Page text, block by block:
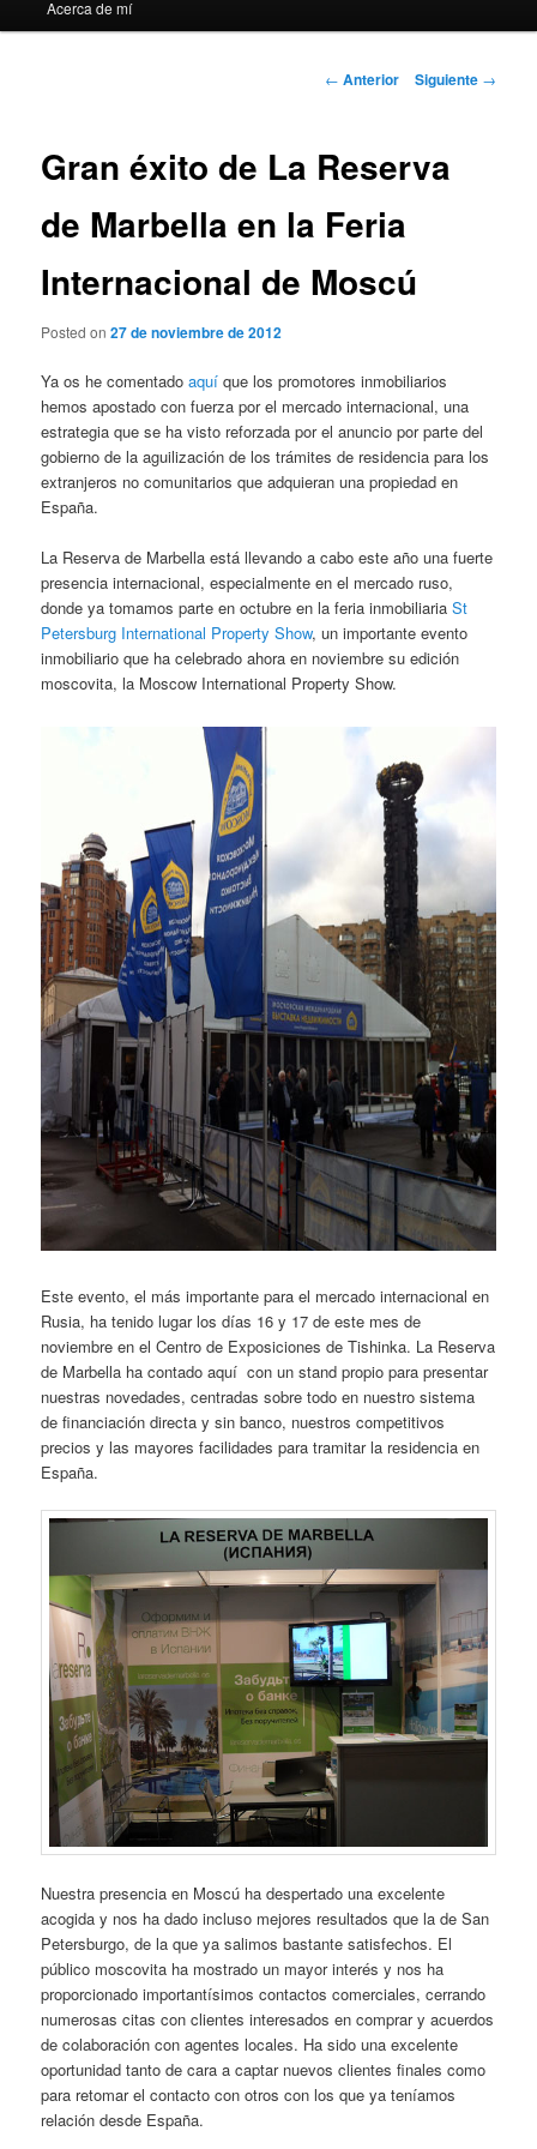
Acerca de mí
Navegación
← Anterior Siguiente →
Gran éxito de La Reserva
de Marbella en la Feria
Internacional de Moscú
Posted on27 de noviembre de 2012
Ya os he comentadoaquí que los promotores inmobiliarios
hemos apostado con fuerza por el mercado internacional, una
estrategia que se ha visto reforzada por el anuncio por parte del
gobierno de la aguilización de los trámites de residencia para los
extranjeros no comunitarios que adquieran una propiedad en
España.
La Reserva de Marbella está llevando a cabo este año una fuerte
presencia internacional, especialmente en el mercado ruso,
donde ya tomamos parte en octubre en la feria inmobiliariaSt
Petersburg International Property Show, un importante evento
inmobiliario que ha celebrado ahora en noviembre su edición
moscovita, la Moscow International Property Show.
Este evento, el más importante para el mercado internacional en
Rusia, ha tenido lugar los días 16 y 17 de este mes de
noviembre en el Centro de Exposiciones de Tishinka. La Reserva
de Marbella ha contado aquí con un stand propio para presentar
nuestras novedades, centradas sobre todo en nuestro sistema
de financiación directa y sin banco, nuestros competitivos
precios y las mayores facilidades para tramitar la residencia en
España.
Nuestra presencia en Moscú ha despertado una excelente
acogida y nos ha dado incluso mejores resultados que la de San
Petersburgo, de la que ya salimos bastante satisfechos. El
público moscovita ha mostrado un mayor interés y nos ha
proporcionado importantísimos contactos comerciales, cerrando
numerosas citas con clientes interesados en comprar y acuerdos
de colaboración con agentes locales. Ha sido una excelente
oportunidad tanto de cara a captar nuevos clientes finales como
para retomar el contacto con otros con los que ya teníamos
relación desde España.